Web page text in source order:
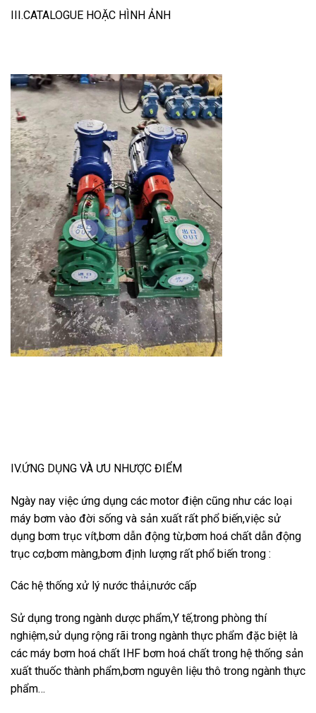
III.CATALOGUE HOẶC HÌNH ẢNH
IV.ỨNG DỤNG VÀ ƯU NHƯỢC ĐIỂM
Ngày nay việc ứng dụng các motor điện cũng như các loại
máy bơm vào đời sống và sản xuất rất phổ biến,việc sử
dụng bơm trục vít,bơm dẫn động từ,bơm hoá chất dẫn động
trục cơ,bơm màng,bơm định lượng rất phổ biến trong :
Các hệ thống xử lý nước thải,nước cấp
Sử dụng trong ngành dược phẩm,Y tế,trong phòng thí
nghiệm,sử dụng rộng rãi trong ngành thực phẩm đặc biệt là
các máy bơm hoá chất IHF bơm hoá chất trong hệ thống sản
xuất thuốc thành phẩm,bơm nguyên liệu thô trong ngành thực
phẩm…